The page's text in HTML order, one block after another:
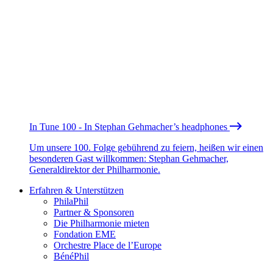
In Tune 100 - In Stephan Gehmacher’s headphones
Um unsere 100. Folge gebührend zu feiern, heißen wir einen
besonderen Gast willkommen: Stephan Gehmacher,
Generaldirektor der Philharmonie.
Erfahren & Unterstützen
PhilaPhil
Partner & Sponsoren
Die Philharmonie mieten
Fondation EME
Orchestre Place de l’Europe
BénéPhil